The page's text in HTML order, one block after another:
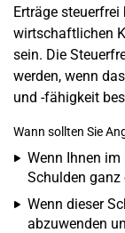
Erträge
wirtschaftlichen
sein. Die
werden, wenn
und -fähigkeit
Wann sollten Sie
Wenn Ihnen im
Schulden ganz
Wenn dieser
abzuwenden